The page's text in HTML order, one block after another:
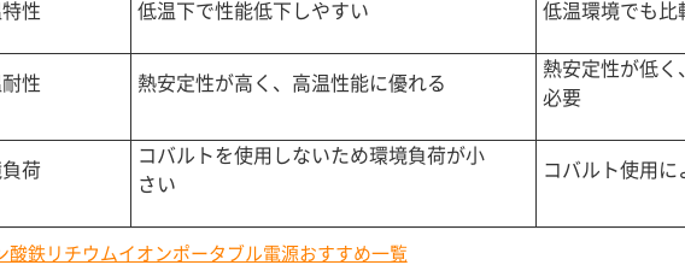
性 低温下で性能低下しやすい 低温環境でも比
性 熱安定性が高く、高温性能に優れる
熱安定性が低く
必要
荷
コバルトを使用しないため環境負荷が小
さい
コバルト使用に
酸鉄リチウムイオンポータブル電源おすすめ一覧